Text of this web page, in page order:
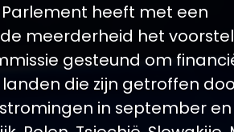
Parlement heeft met een
meerderheid het
gesteund om
die zijn getroffen
in september